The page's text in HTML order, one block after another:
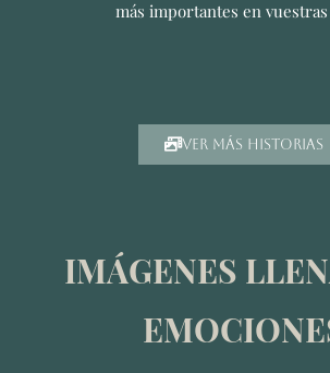
más importantes en vuestras
ver más historias
IMÁGENES